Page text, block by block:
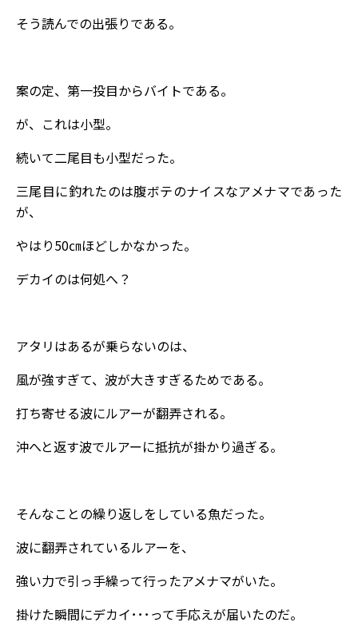
そう読んでの出張りである。
案の定、第一投目からバイトである。
が、これは小型。
続いて二尾目も小型だった。
三尾目に釣れたのは腹ボテのナイスなアメナマであった
が、
やはり50㎝ほどしかなかった。
デカイのは何処へ？
アタリはあるが乗らないのは、
風が強すぎて、波が大きすぎるためである。
打ち寄せる波にルアーが翻弄される。
沖へと返す波でルアーに抵抗が掛かり過ぎる。
そんなことの繰り返しをしている魚だった。
波に翻弄されているルアーを、
強い力で引っ手繰って行ったアメナマがいた。
掛けた瞬間にデカイ･･･って手応えが届いたのだ。